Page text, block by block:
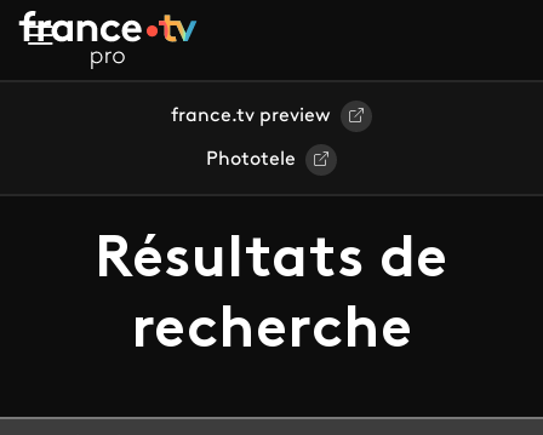
Aller au contenu principal
france.tv preview
Phototele
Résultats de
recherche